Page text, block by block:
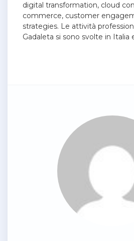
digital transformation, cloud
commerce, customer
strategies. Le attività
Gadaleta si sono svolte in Italia